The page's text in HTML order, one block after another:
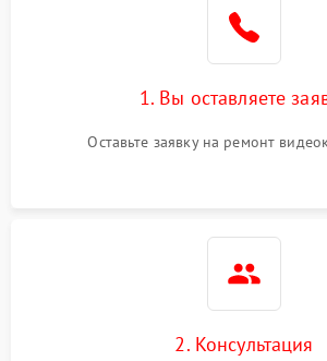
1. Вы оставляете
Оставьте заявку на ремонт
2. Консультация